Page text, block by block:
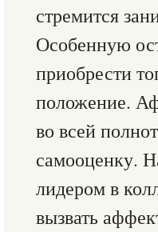
стремится
Особенную
приобрести
положение.
во всей
самооценку.
лидером в
вызвать